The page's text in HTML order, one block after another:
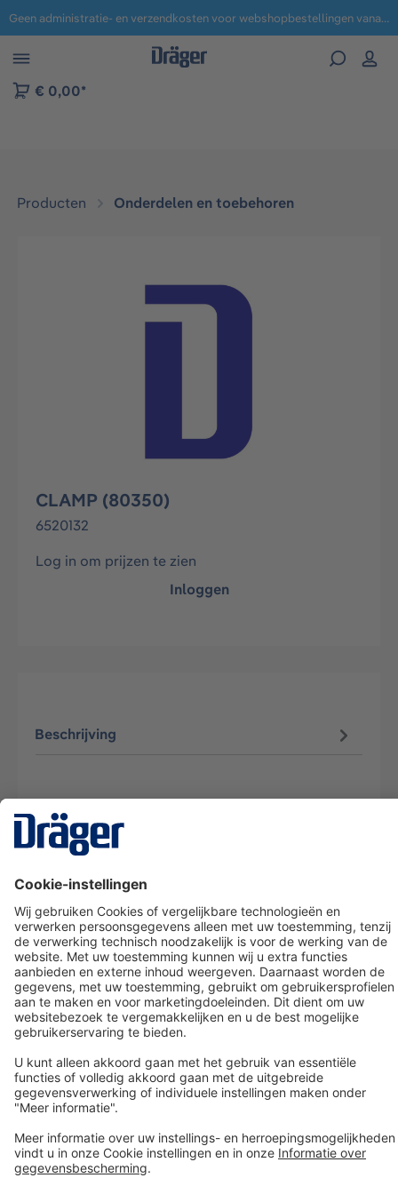
naar navigatie B2B-platform Geen administratie- en verzendkosten voor webshopbestellingen vanaf € 100,-.
€ 0,00*
Producten Onderdelen en toebehoren
Afbeeldingengalerij overslaan
CLAMP (80350)
6520132
Log in om prijzen te zien
Inloggen
Beschrijving
Dräger klantenservice
Over Dräger
Bestellen in onze webshop
Community